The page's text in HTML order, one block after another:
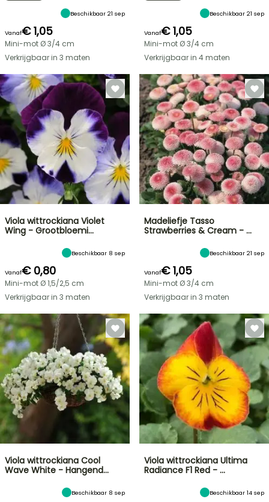
Beschikbaar 21 sep
Vanaf€ 1,05
Mini-mot Ø 3/4 cm
Verkrijgbaar in 3 maten
Beschikbaar 21 sep
Vanaf€ 1,05
Mini-mot Ø 3/4 cm
Verkrijgbaar in 4 maten
Viola wittrockiana Violet
Wing - Grootbloemi…
Beschikbaar 8 sep
Vanaf€ 0,80
Mini-mot Ø 1,5/2,5 cm
Verkrijgbaar in 3 maten
Madeliefje Tasso
Strawberries & Cream - …
Beschikbaar 21 sep
Vanaf€ 1,05
Mini-mot Ø 3/4 cm
Verkrijgbaar in 3 maten
Viola wittrockiana Cool
Wave White - Hangend…
Beschikbaar 8 sep
Viola wittrockiana Ultima
Radiance F1 Red - …
Beschikbaar 14 sep